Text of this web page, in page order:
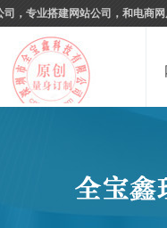
，专业搭建网站公司，和电商网